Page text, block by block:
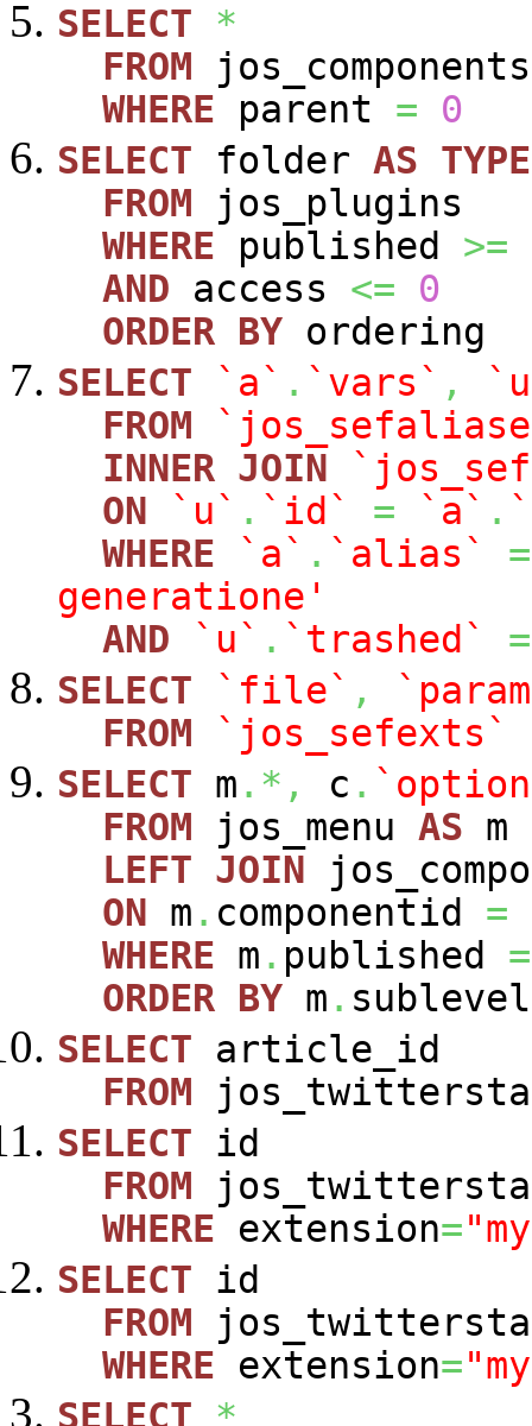
SELECT
*
FROM jos_components
WHERE parent =
0
SELECT folder AS TYPE
FROM jos_plugins
WHERE published >=
AND access <=
0
ORDER BY ordering
SELECT
`a` . `vars` ,
FROM
INNER JOIN
ON
`u` . `id` = `a` .
WHERE
`a` . `alias`
=
generatione'
AND
`u` . `trashed`
=
SELECT
`file` ,
FROM
`jos_sefexts`
SELECT m .*, c .
FROM jos_menu AS m
LEFT JOIN
ON m . componentid =
WHERE m . published =
ORDER BY m . sublevel
SELECT article_id
FROM
SELECT id
FROM
WHERE extension=
SELECT id
FROM
WHERE extension=
SELECT
*